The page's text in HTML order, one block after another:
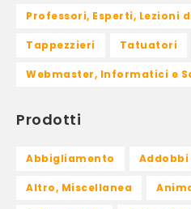
Professori, Esperti, Lezioni
Tappezzieri Tatuatori
Webmaster, Informatici e
Prodotti
Abbigliamento
Altro, Miscellanea